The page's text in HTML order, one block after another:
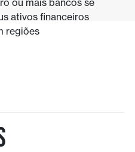
ativos financeiros
regiões